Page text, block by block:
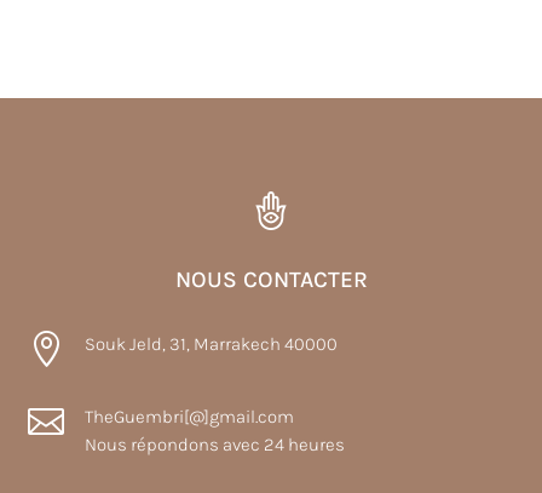
NOUS CONTACTER
 Souk Jeld, 31, Marrakech 40000

TheGuembri[@]gmail.com
Nous répondons avec 24 heures